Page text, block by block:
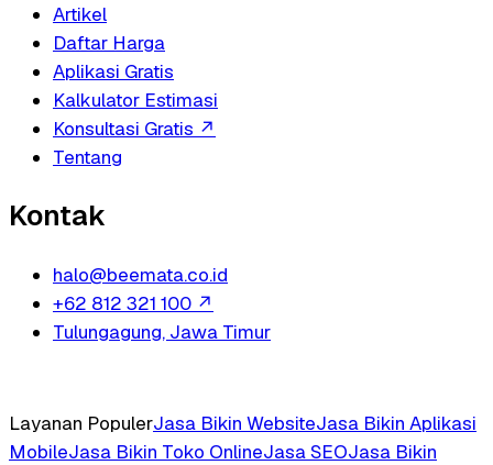
Artikel
Daftar Harga
Aplikasi Gratis
Kalkulator Estimasi
Konsultasi Gratis ↗
Tentang
Kontak
halo@beemata.co.id
+62 812 321 100 ↗
Tulungagung, Jawa Timur
Layanan PopulerJasa Bikin WebsiteJasa Bikin Aplikasi
MobileJasa Bikin Toko OnlineJasa SEOJasa Bikin